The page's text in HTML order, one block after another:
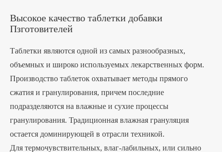
Высокое качество таблетки добавки
Пзготовителей
Таблетки являются одной из самых разнообразных,
объемных и широко используемых лекарственных форм.
Производство таблеток охватывает методы прямого
сжатия и гранулирования, причем последние
подразделяются на влажные и сухие процессы
гранулирования. Традиционная влажная грануляция
остается доминирующей в отрасли техникой.
Для термочувствительных, влаг-лабильных, или сильно